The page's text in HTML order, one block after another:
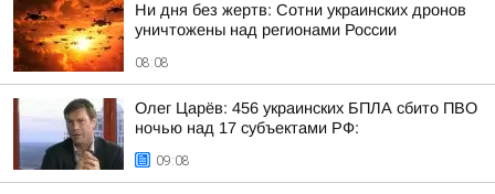
Ни дня без жертв: Сотни украинских дронов
уничтожены над регионами России
08:08
Олег Царёв: 456 украинских БПЛА сбито ПВО
ночью над 17 субъектами РФ:
09:08